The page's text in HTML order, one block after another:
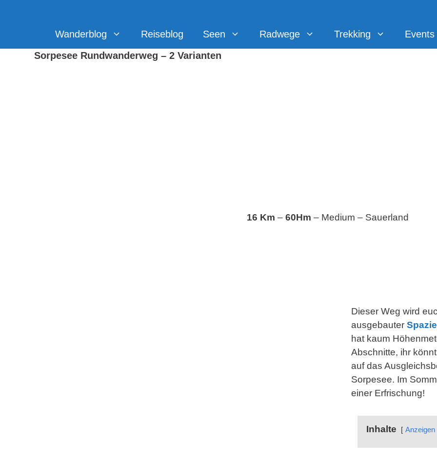
Wanderblog Reiseblog Seen Radwege Trekking Events
Sorpesee Rundwanderweg – 2 Varianten
16 Km – 60Hm – Medium – Sauerland
Dieser Weg wird
ausgebauter
hat kaum
Abschnitte, ihr
auf das
Sorpesee. Im
einer Erfrischung!
Inhalte Anzeigen